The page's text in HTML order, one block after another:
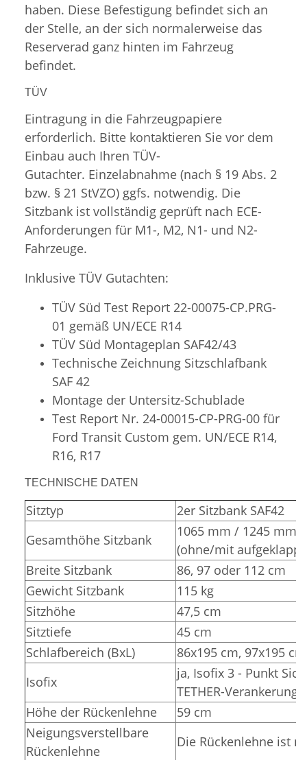
haben. Diese Befestigung befindet sich an
der Stelle, an der sich normalerweise das
Reserverad ganz hinten im Fahrzeug
befindet.
TÜV
Eintragung in die Fahrzeugpapiere
erforderlich. Bitte kontaktieren Sie vor dem
Einbau auch Ihren TÜV-
Gutachter. Einzelabnahme (nach § 19 Abs. 2
bzw. § 21 StVZO) ggfs. notwendig. Die
Sitzbank ist vollständig geprüft nach ECE-
Anforderungen für M1-, M2, N1- und N2-
Fahrzeuge.
Inklusive TÜV Gutachten:
TÜV Süd Test Report 22-00075-CP.PRG-
01 gemäß UN/ECE R14
TÜV Süd Montageplan SAF42/43
Technische Zeichnung Sitzschlafbank
SAF 42
Montage der Untersitz-Schublade
Test Report Nr. 24-00015-CP-PRG-00 für
Ford Transit Custom gem. UN/ECE R14,
R16, R17
TECHNISCHE DATEN
Sitztyp
2er Sitzbank SAF42
Gesamthöhe Sitzbank
1065 mm / 1245 mm
(ohne/mit
Breite Sitzbank
86, 97 oder 112 cm
Gewicht Sitzbank
115 kg
Sitzhöhe
47,5 cm
Sitztiefe
45 cm
Schlafbereich (BxL)
86x195 cm, 97x195
Isofix
ja, Isofix 3 - Punkt
TETHER-
Höhe der Rückenlehne
59 cm
Neigungsverstellbare
Rückenlehne
Die Rückenlehne ist